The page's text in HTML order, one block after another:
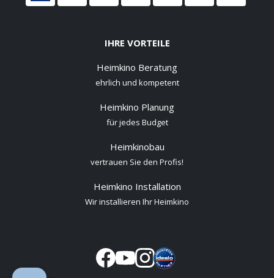
IHRE VORTEILE
Heimkino Beratung
ehrlich und kompetent
Heimkino Planung
für jedes Budget
Heimkinobau
vertrauen Sie den Profis!
Heimkino Installation
Wir installieren Ihr Heimkino